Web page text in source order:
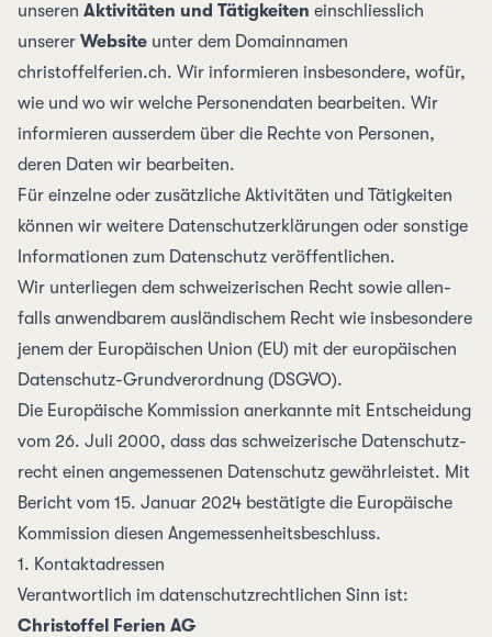
unseren Aktivitäten und Tätigkeiten einschliesslich
unserer Website unter dem Domain­namen
christoffelferien.ch. Wir informieren insbesondere, wofür,
wie und wo wir welche Personen­daten bearbeiten. Wir
informieren ausserdem über die Rechte von Personen,
deren Daten wir bearbeiten.
Für einzelne oder zusätzliche Aktivitäten und Tätigkeiten
können wir weitere Daten­schutzer­klärungen oder sonstige
Informationen zum Daten­schutz veröffentlichen.
Wir unterliegen dem schweizerischen Recht sowie allen­
falls anwendbarem auslän­dischem Recht wie insbesondere
jenem der Euro­päischen Union (EU) mit der euro­päischen
Daten­schutz-Grund­verordnung (DSGVO).
Die Europäische Kommission anerkannte mit Entscheidung
vom 26. Juli 2000, dass das schweizerische Daten­schutz­
recht einen angemessenen Daten­schutz gewähr­leistet. Mit
Bericht vom 15. Januar 2024 bestätigte die Euro­päische
Kommission diesen Angemessen­heits­beschluss.
1. Kontakt­adressen
Verantwortlich im daten­schutz­rechtlichen Sinn ist:
Christoffel Ferien AG